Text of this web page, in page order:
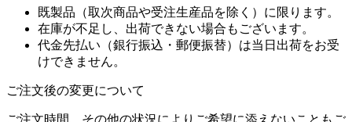
既製品（取次商品や受注生産品を除く）に限ります。
在庫が不足し、出荷できない場合もございます。
代金先払い（銀行振込・郵便振替）は当日出荷をお受
けできません。
ご注文後の変更について
ご注文時間、その他の状況によりご希望に添えないこともご